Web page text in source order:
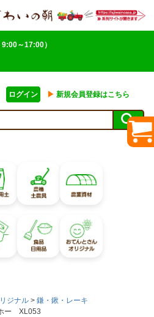
9:00～17:00）
ログイン ▶︎ 新規会員登録はこちら
ジナル
鎌・鍬・レーキ
ー XL053